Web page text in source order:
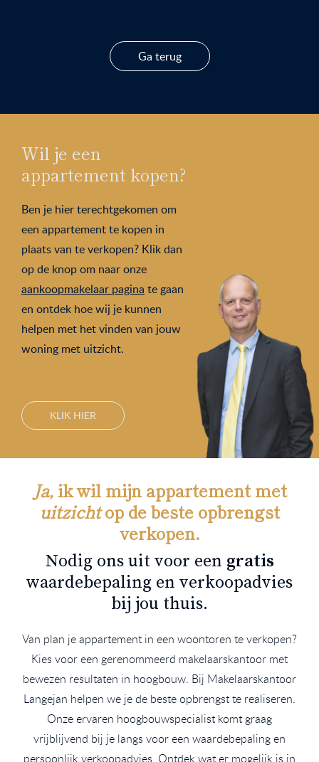
Ga terug
Wil je een
appartement kopen?
Ben je hier terechtgekomen om
een appartement te kopen in
plaats van te verkopen? Klik dan
op de knop om naar onze
aankoopmakelaar pagina te gaan
en ontdek hoe wij je kunnen
helpen met het vinden van jouw
woning met uitzicht.
KLIK HIER
Ja,ik wil mijn appartement met
uitzichtop de beste opbrengst
verkopen.
Nodig ons uit voor een gratis
waardebepaling en verkoopadvies
bij jou thuis.
Van plan je appartement in een woontoren te verkopen?
Kies voor een gerenommeerd makelaarskantoor met
bewezen resultaten in hoogbouw. Bij Makelaarskantoor
Langejan helpen we je de beste opbrengst te realiseren.
Onze ervaren hoogbouwspecialist komt graag
vrijblijvend bij je langs voor een waardebepaling en
persoonlijk verkoopadvies. Ontdek wat er mogelijk is in